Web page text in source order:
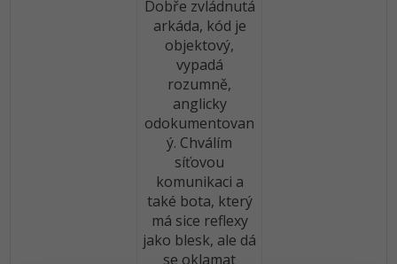
Dobře zvládnutá
arkáda, kód je
objektový,
vypadá
rozumně,
anglicky
odokumentovan
ý. Chválím
síťovou
komunikaci a
také bota, který
má sice reflexy
jako blesk, ale dá
se oklamat